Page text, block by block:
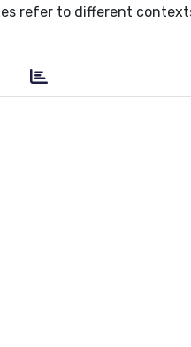
refer to different